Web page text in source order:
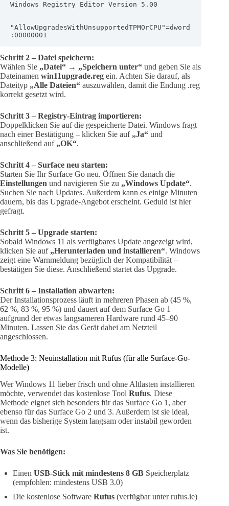
Windows Registry Editor Version 5.00
"AllowUpgradesWithUnsupportedTPMOrCPU"=dword
:00000001
Schritt 2 – Datei speichern:
Wählen Sie „Datei“ → „Speichern unter“ und geben Sie als
Dateinamen win11upgrade.reg ein. Achten Sie darauf, als
Dateityp „Alle Dateien“ auszuwählen, damit die Endung .reg
korrekt gesetzt wird.
Schritt 3 – Registry-Eintrag importieren:
Doppelklicken Sie auf die gespeicherte Datei. Windows fragt
nach einer Bestätigung – klicken Sie auf „Ja“ und
anschließend auf „OK“.
Schritt 4 – Surface neu starten:
Starten Sie Ihr Surface Go neu. Öffnen Sie danach die
Einstellungen und navigieren Sie zu „Windows Update“.
Suchen Sie nach Updates. Außerdem kann es einige Minuten
dauern, bis das Upgrade-Angebot erscheint. Geduld ist hier
gefragt.
Schritt 5 – Upgrade starten:
Sobald Windows 11 als verfügbares Update angezeigt wird,
klicken Sie auf „Herunterladen und installieren“. Windows
zeigt eine Warnmeldung bezüglich der Kompatibilität –
bestätigen Sie diese. Anschließend startet das Upgrade.
Schritt 6 – Installation abwarten:
Der Installationsprozess läuft in mehreren Phasen ab (45 %,
62 %, 83 %, 95 %) und dauert auf dem Surface Go 1
aufgrund der etwas langsameren Hardware rund 45–90
Minuten. Lassen Sie das Gerät dabei am Netzteil
angeschlossen.
Methode 3: Neuinstallation mit Rufus (für alle Surface-Go-
Modelle)
Wer Windows 11 lieber frisch und ohne Altlasten installieren
möchte, verwendet das kostenlose Tool Rufus. Diese
Methode eignet sich besonders für das Surface Go 1, aber
ebenso für das Surface Go 2 und 3. Außerdem ist sie ideal,
wenn das bisherige System langsam oder instabil geworden
ist.
Was Sie benötigen:
Einen USB-Stick mit mindestens 8 GB Speicherplatz
(empfohlen: mindestens USB 3.0)
Die kostenlose Software Rufus (verfügbar unter rufus.ie)